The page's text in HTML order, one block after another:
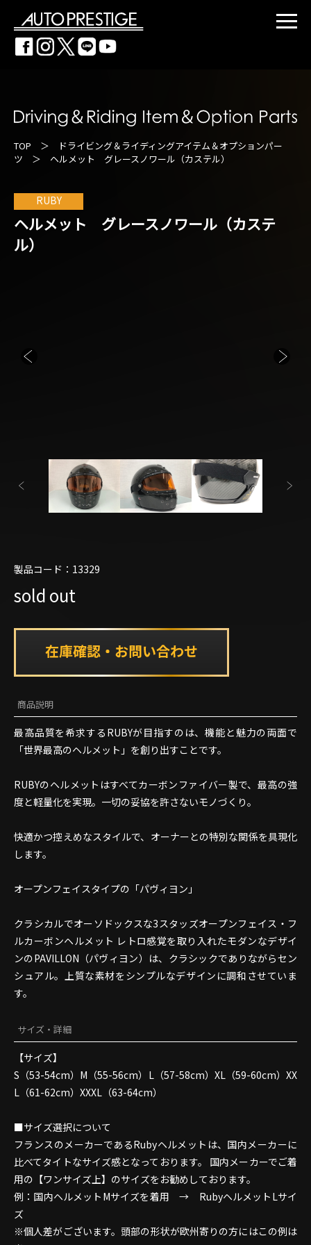
TOP ＞
ドライビング＆ライディングアイテム＆オプションパー
ツ ＞ ヘルメット グレースノワール（カステル）
RUBY
ヘルメット グレースノワール（カステ
ル）
製品コード：13329
sold out
商品説明
最高品質を希求するRUBYが目指すのは、機能と魅力の両面で
「世界最高のヘルメット」を創り出すことです。
RUBYのヘルメットはすべてカーボンファイバー製で、最高の強
度と軽量化を実現。一切の妥協を許さないモノづくり。
快適かつ控えめなスタイルで、オーナーとの特別な関係を具現化
します。
オープンフェイスタイプの「パヴィヨン」
クラシカルでオーソドックスな3スタッズオープンフェイス・フ
ルカーボンヘルメット レトロ感覚を取り入れたモダンなデザイ
ンのPAVILLON（パヴィヨン）は、クラシックでありながらセン
シュアル。上質な素材をシンプルなデザインに調和させていま
す。
サイズ・詳細
【サイズ】
S（53-54cm）M（55-56cm）L（57-58cm）XL（59-60cm）XX
L（61-62cm）XXXL（63-64cm）
■サイズ選択について
フランスのメーカーであるRubyヘルメットは、国内メーカーに
比べてタイトなサイズ感となっております。 国内メーカーでご着
用の【ワンサイズ上】のサイズをお勧めしております。
例：国内ヘルメットMサイズを着用 → RubyヘルメットLサイ
ズ
※個人差がございます。頭部の形状が欧州寄りの方にはこの例は